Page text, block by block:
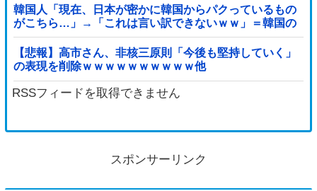
韓国人「現在、日本が密かに韓国からパクっているもの
がこちら…」→「これは言い訳できないｗｗ」＝韓国の
反応
【悲報】高市さん、非核三原則「今後も堅持していく」
の表現を削除ｗｗｗｗｗｗｗｗｗｗ他
RSSフィードを取得できません
スポンサーリンク